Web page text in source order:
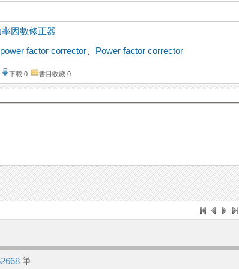
率因數修正器
factor corrector
Power factor corrector
下載:0 書目收藏:0
筆